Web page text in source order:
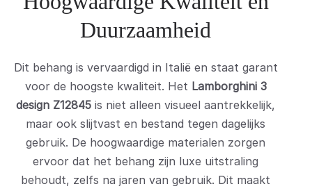
Duurzaamheid
Dit behang is vervaardigd in Italië en staat garant
voor de hoogste kwaliteit. Het Lamborghini 3
design Z12845 is niet alleen visueel aantrekkelijk,
maar ook slijtvast en bestand tegen dagelijks
gebruik. De hoogwaardige materialen zorgen
ervoor dat het behang zijn luxe uitstraling
behoudt, zelfs na jaren van gebruik. Dit maakt